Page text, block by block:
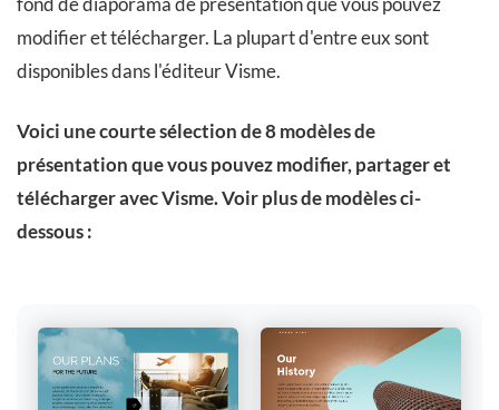
modifier et télécharger. La plupart d'entre eux sont
disponibles dans l'éditeur Visme.
Voici une courte sélection de 8 modèles de
présentation que vous pouvez modifier, partager et
télécharger avec Visme. Voir plus de modèles ci-
dessous :